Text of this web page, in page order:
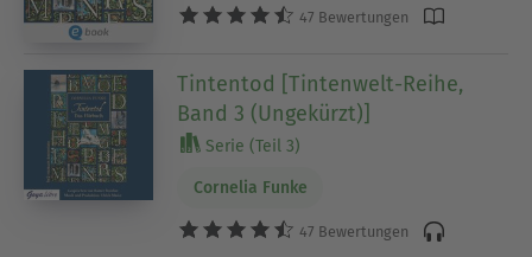
47 Bewertungen
Tintentod [Tintenwelt-Reihe,
Band 3 (Ungekürzt)]
Serie (Teil 3)
Cornelia Funke
47 Bewertungen